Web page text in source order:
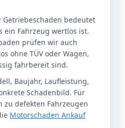
Getriebeschaden bedeutet
ein Fahrzeug wertlos ist.
prüfen wir auch
ohne TÜV oder Wagen,
fahrbereit sind.
Baujahr, Laufleistung,
Schadenbild. Für
defekten Fahrzeugen
Motorschaden Ankauf